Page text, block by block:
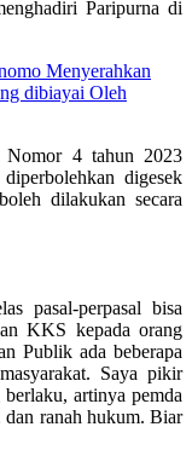
Paripurna di
Menyerahkan
dibiayai Oleh
Nomor 4 tahun 2023
digesek
dilakukan secara
pasal-perpasal bisa
KKS kepada orang
Publik ada beberapa
Saya pikir
artinya pemda
dan ranah hukum. Biar